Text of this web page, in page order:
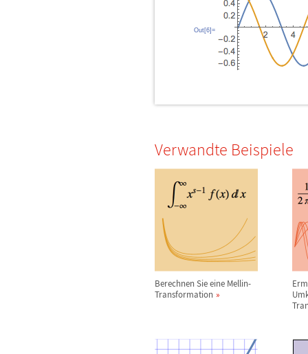
Out[6]=
Verwandte Beispiele
Berechnen Sie eine Mellin-
Transformation